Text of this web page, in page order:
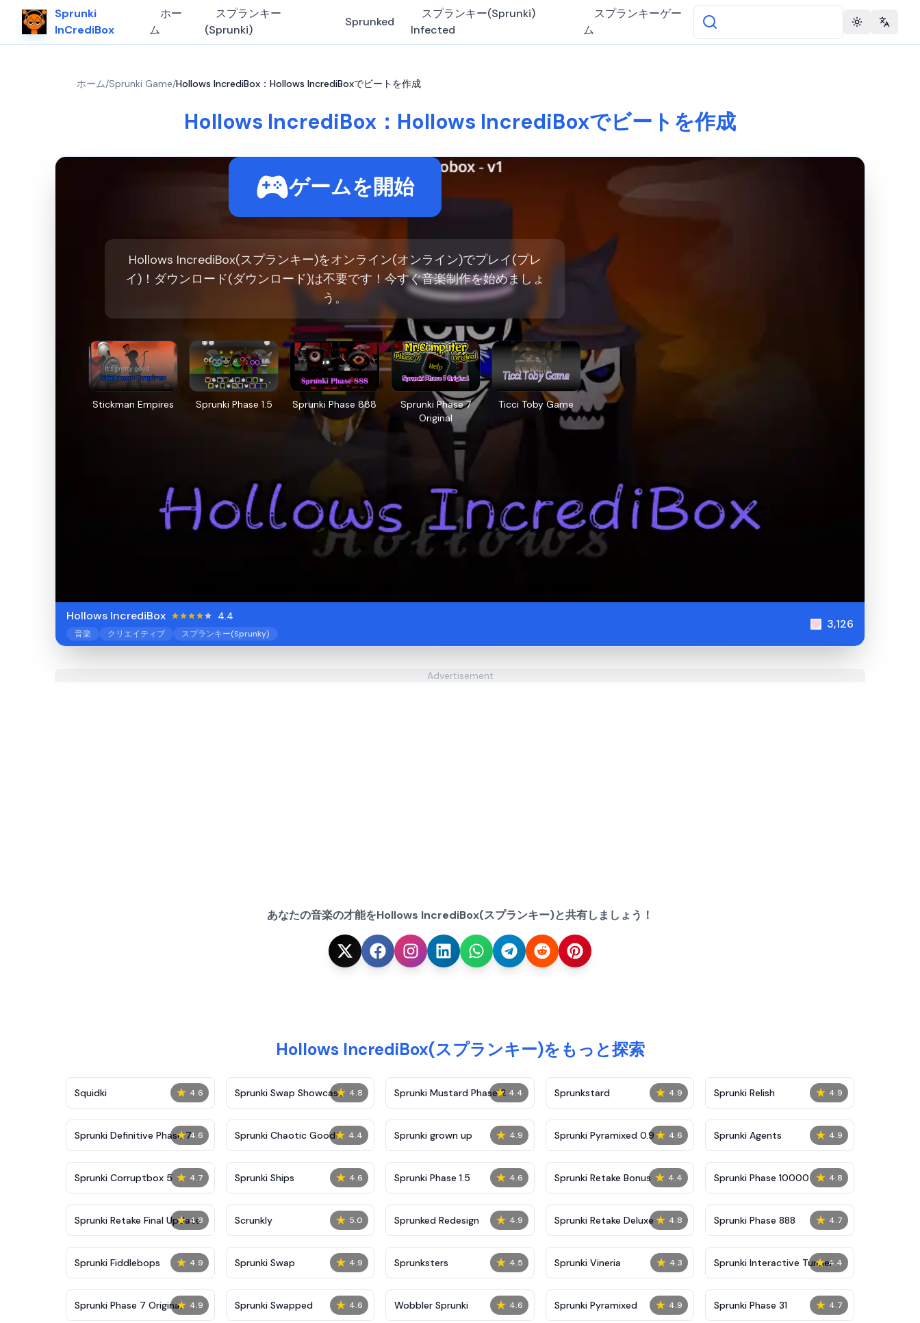
Sprunki
InCrediBox
ホー
ム
スプランキー
(Sprunki)
Sprunked
スプランキー(Sprunki)
Infected
スプランキーゲー
ム
Toggle theme
ホーム/Sprunki Game/Hollows IncrediBox：Hollows IncrediBoxでビートを作成
Hollows IncrediBox：Hollows IncrediBoxでビートを作成
ゲームを開始
Hollows IncrediBox(スプランキー)をオンライン(オンライン)でプレイ(プレ
イ)！ダウンロード(ダウンロード)は不要です！今すぐ音楽制作を始めましょ
う。
Stickman Empires Sprunki Phase 1.5 Sprunki Phase 888
Sprunki Phase 7
Original
Ticci Toby Game
Hollows IncrediBox 4.4
音楽 クリエイティブ スプランキー(Sprunky)
3,126
Advertisement
あなたの音楽の才能をHollows IncrediBox(スプランキー)と共有しましょう！
Hollows IncrediBox(スプランキー)をもっと探索
★ 4.6
Squidki ★ 4.8
Sprunki Swap Showcase ★ 4.4
Sprunki Mustard Phase 2 ★ 4.9
Sprunkstard ★ 4.9
Sprunki Relish
★ 4.6
Sprunki Definitive Phase 7 ★ 4.4
Sprunki Chaotic Good ★ 4.9
Sprunki grown up ★ 4.6
Sprunki Pyramixed 0.9 ★ 4.9
Sprunki Agents
★ 4.7
Sprunki Corruptbox 5 ★ 4.6
Sprunki Ships ★ 4.6
Sprunki Phase 1.5 ★ 4.4
Sprunki Retake Bonus ★ 4.8
Sprunki Phase 10000
★ 4.8
Sprunki Retake Final Update ★ 5.0
Scrunkly ★ 4.9
Sprunked Redesign ★ 4.8
Sprunki Retake Deluxe ★ 4.7
Sprunki Phase 888
★ 4.9
Sprunki Fiddlebops ★ 4.9
Sprunki Swap ★ 4.5
Sprunksters ★ 4.3
Sprunki Vineria ★ 4.4
Sprunki Interactive Tunner
★ 4.9
Sprunki Phase 7 Original ★ 4.6
Sprunki Swapped ★ 4.6
Wobbler Sprunki ★ 4.9
Sprunki Pyramixed ★ 4.7
Sprunki Phase 31